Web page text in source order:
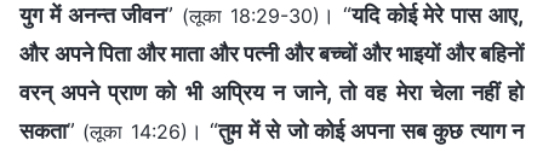
युग में अनन्त जीवन” (लूका 18:29-30) । “यदि कोई मेरे पास आए,
और अपने पिता और माता और पत्नी और बच्‍चों और भाइयों और बहिनों
वरन् अपने प्राण को भी अप्रिय न जाने, तो वह मेरा चेला नहीं हो
सकता” (लूका 14:26) । “तुम में से जो कोई अपना सब कुछ त्याग न